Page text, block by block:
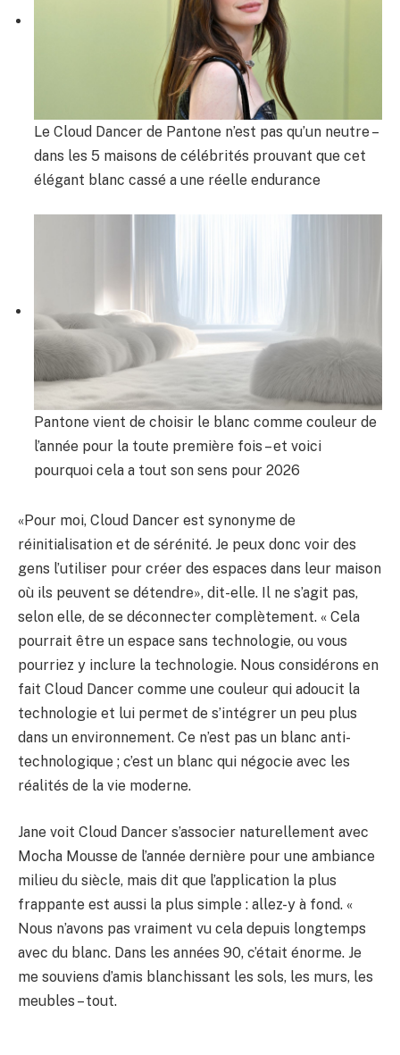
Le Cloud Dancer de Pantone n’est pas qu’un neutre –
dans les 5 maisons de célébrités prouvant que cet
élégant blanc cassé a une réelle endurance
Pantone vient de choisir le blanc comme couleur de
l’année pour la toute première fois – et voici
pourquoi cela a tout son sens pour 2026
«Pour moi, Cloud Dancer est synonyme de
réinitialisation et de sérénité. Je peux donc voir des
gens l’utiliser pour créer des espaces dans leur maison
où ils peuvent se détendre», dit-elle. Il ne s’agit pas,
selon elle, de se déconnecter complètement. « Cela
pourrait être un espace sans technologie, ou vous
pourriez y inclure la technologie. Nous considérons en
fait Cloud Dancer comme une couleur qui adoucit la
technologie et lui permet de s’intégrer un peu plus
dans un environnement. Ce n’est pas un blanc anti-
technologique ; c’est un blanc qui négocie avec les
réalités de la vie moderne.
Jane voit Cloud Dancer s’associer naturellement avec
Mocha Mousse de l’année dernière pour une ambiance
milieu du siècle, mais dit que l’application la plus
frappante est aussi la plus simple : allez-y à fond. «
Nous n’avons pas vraiment vu cela depuis longtemps
avec du blanc. Dans les années 90, c’était énorme. Je
me souviens d’amis blanchissant les sols, les murs, les
meubles – tout.